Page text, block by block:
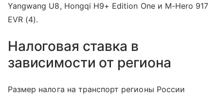
Yangwang U8, Hongqi H9+ Edition One и M-Hero 917
EVR (4).
Налоговая ставка в
зависимости от региона
Размер налога на транспорт регионы России